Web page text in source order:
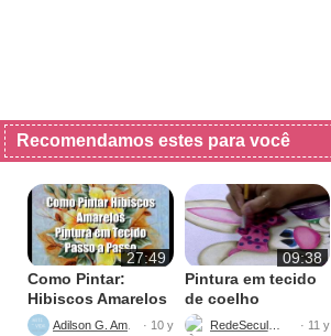
Recomendamos estes para você
27:49
Como Pintar:
Hibiscos Amarelos
· 10 y
09:38
Pintura em tecido
de coelho
RedeSeculo21 · 11 y